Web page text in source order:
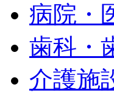
病院・
歯科・
介護施